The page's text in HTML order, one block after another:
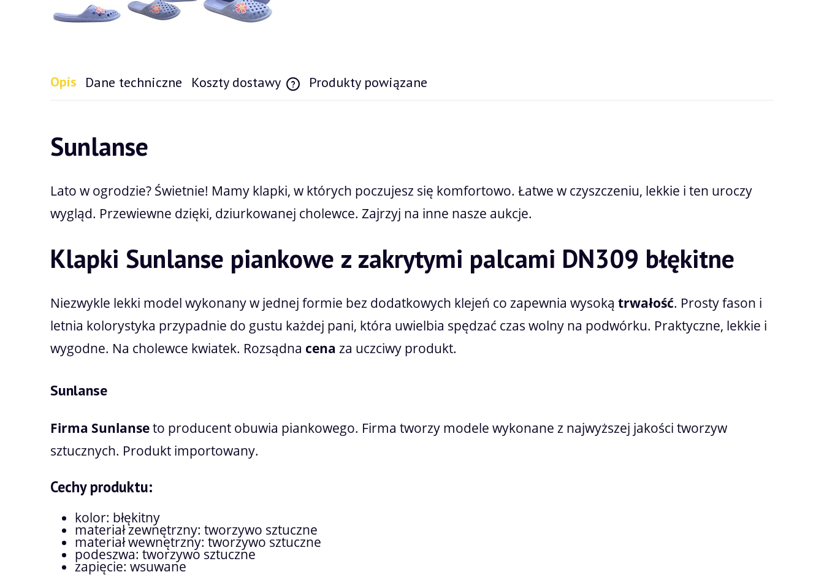
Opis Dane techniczne Koszty dostawy Produkty powiązane
Sunlanse
Lato w ogrodzie? Świetnie! Mamy klapki, w których poczujesz się komfortowo. Łatwe w czyszczeniu, lekkie i ten uroczy
wygląd. Przewiewne dzięki, dziurkowanej cholewce. Zajrzyj na inne nasze aukcje.
Klapki Sunlanse piankowe z zakrytymi palcami DN309 błękitne
Niezwykle lekki model wykonany w jednej formie bez dodatkowych klejeń co zapewnia wysoką trwałość. Prosty fason i
letnia kolorystyka przypadnie do gustu każdej pani, która uwielbia spędzać czas wolny na podwórku. Praktyczne, lekkie i
wygodne. Na cholewce kwiatek. Rozsądna cena za uczciwy produkt.
Sunlanse
Firma Sunlanseto producent obuwia piankowego. Firma tworzy modele wykonane z najwyższej jakości tworzyw
sztucznych. Produkt importowany.
Cechy produktu:
kolor: błękitny
materiał zewnętrzny: tworzywo sztuczne
materiał wewnętrzny: tworzywo sztuczne
podeszwa: tworzywo sztuczne
zapięcie: wsuwane